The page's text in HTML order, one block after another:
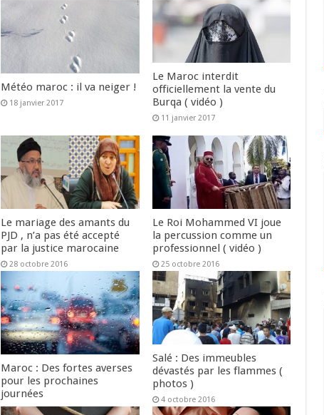
Météo maroc : il va neiger !
18 janvier 2017
Le Maroc interdit
officiellement la vente du
Burqa ( vidéo )
11 janvier 2017
Le mariage des amants du
PJD , n’a pas été accepté
par la justice marocaine
28 octobre 2016
Le Roi Mohammed VI joue
la percussion comme un
professionnel ( vidéo )
25 octobre 2016
Maroc : Des fortes averses
pour les prochaines
journées
24 octobre 2016
Salé : Des immeubles
dévastés par les flammes (
photos )
4 octobre 2016